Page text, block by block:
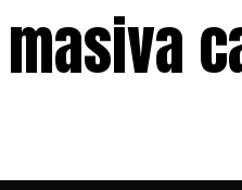
masiva